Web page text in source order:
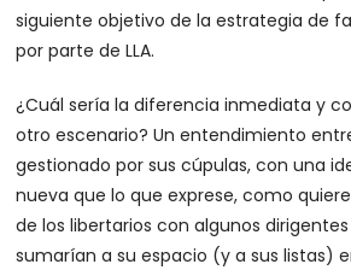
siguiente objetivo de la estrategia de
por parte de LLA.
¿Cuál sería la diferencia inmediata y
otro escenario? Un entendimiento
gestionado por sus cúpulas, con una
nueva que lo que exprese, como
de los libertarios con algunos dirigentes
sumarían a su espacio (y a sus listas)